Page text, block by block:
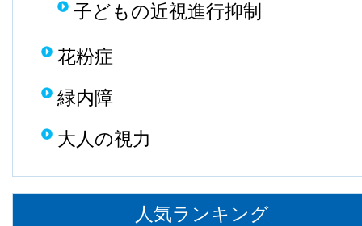
子どもの近視進行抑制
花粉症
緑内障
大人の視力
人気ランキング